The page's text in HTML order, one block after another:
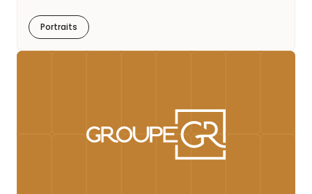
Portraits